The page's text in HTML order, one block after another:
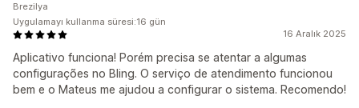
16 Aralık 2025
Aplicativo funciona! Porém precisa se atentar a algumas
configurações no Bling. O serviço de atendimento funcionou
bem e o Mateus me ajudou a configurar o sistema. Recomendo!
Brezilya
Uygulamayı kullanma süresi:16 gün